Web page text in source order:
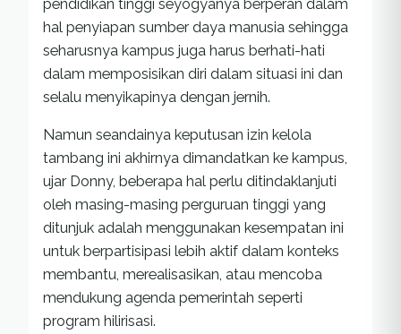
pendidikan tinggi seyogyanya berperan dalam
hal penyiapan sumber daya manusia sehingga
seharusnya kampus juga harus berhati-hati
dalam memposisikan diri dalam situasi ini dan
selalu menyikapinya dengan jernih.
Namun seandainya keputusan izin kelola
tambang ini akhirnya dimandatkan ke kampus,
ujar Donny, beberapa hal perlu ditindaklanjuti
oleh masing-masing perguruan tinggi yang
ditunjuk adalah menggunakan kesempatan ini
untuk berpartisipasi lebih aktif dalam konteks
membantu, merealisasikan, atau mencoba
mendukung agenda pemerintah seperti
program hilirisasi.